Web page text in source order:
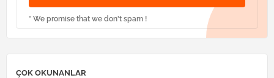
* We promise that we don't spam !
ÇOK OKUNANLAR